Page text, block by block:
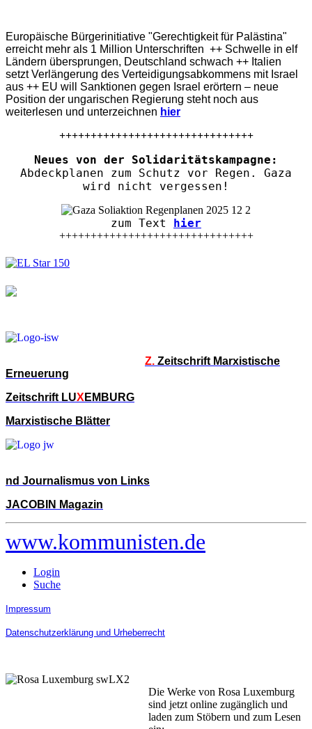
Europäische Bürgerinitiative "Gerechtigkeit für Palästina"
erreicht mehr als 1 Million Unterschriften ++ Schwelle in elf
Ländern übersprungen, Deutschland schwach ++ Italien
setzt Verlängerung des Verteidigungsabkommens mit Israel
aus ++ EU will Sanktionen gegen Israel erörtern – neue
Position der ungarischen Regierung steht noch aus
weiterlesen und unterzeichnen hier
+++++++++++++++++++++++++++++++
Neues von der Solidaritätskampagne:
Abdeckplanen zum Schutz vor Regen. Gaza
wird nicht vergessen!
zum Text hier
+++++++++++++++++++++++++++++++
Z. Zeitschrift Marxistische
Erneuerung
Zeitschrift LUX EMBURG
Marxistische Blätter
nd Journalismus von Links
JACOBIN Magazin
www.kommunisten.de
Login
Suche
Impressum
Datenschutzerklärung und Urheberrecht
Die Werke von Rosa Luxemburg
sind jetzt online zugänglich und
laden zum Stöbern und zum Lesen